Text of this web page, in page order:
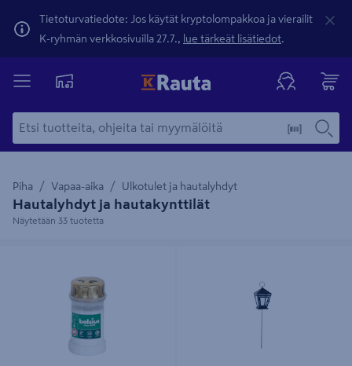
Tietoturvatiedote: Jos käytät kryptolompakkoa ja vierailit
K-ryhmän verkkosivuilla 27.7., lue tärkeät lisätiedot.
Piha Vapaa-aika Ulkotulet ja hautalyhdyt
Hautalyhdyt ja hautakynttilät
Näytetään 33 tuotetta